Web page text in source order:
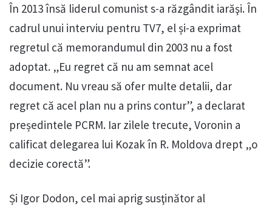
În 2013 însă liderul comunist s-a răzgândit iarăşi. În
cadrul unui interviu pentru TV7, el și-a exprimat
regretul că memorandumul din 2003 nu a fost
adoptat. „Eu regret că nu am semnat acel
document. Nu vreau să ofer multe detalii, dar
regret că acel plan nu a prins contur”, a declarat
președintele PCRM. Iar zilele trecute, Voronin a
calificat delegarea lui Kozak în R. Moldova drept „o
decizie corectă”.
Și Igor Dodon, cel mai aprig susţinător al